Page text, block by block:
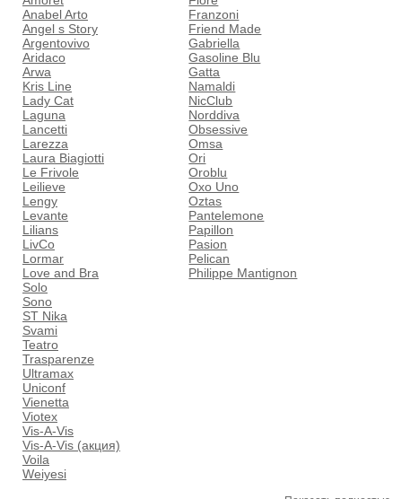
Anabel Arto
Angel s Story
Argentovivo
Aridaco
Arwa
Franzoni
Friend Made
Gabriella
Gasoline Blu
Gatta
Kris Line
Lady Cat
Laguna
Lancetti
Larezza
Laura Biagiotti
Le Frivole
Leilieve
Lengy
Levante
Lilians
LivCo
Lormar
Love and Bra
Namaldi
NicClub
Norddiva
Obsessive
Omsa
Ori
Oroblu
Oxo Uno
Oztas
Pantelemone
Papillon
Pasion
Pelican
Philippe Mantignon
Solo
Sono
ST Nika
Svami
Teatro
Trasparenze
Ultramax
Uniconf
Vienetta
Viotex
Vis-A-Vis
Vis-A-Vis (акция)
Voila
Weiyesi